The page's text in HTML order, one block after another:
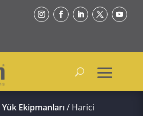
Yük Ekipmanları/ Harici